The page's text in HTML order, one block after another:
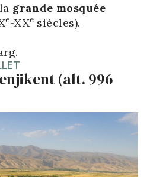
grande mosquée
e-XXe siècles).
(alt. 996